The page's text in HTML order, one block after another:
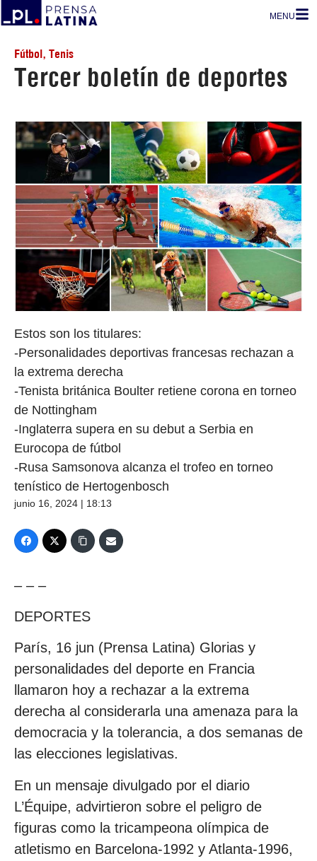
MENU
Fútbol, Tenis
Tercer boletín de deportes
Estos son los titulares:
-Personalidades deportivas francesas rechazan a
la extrema derecha
-Tenista británica Boulter retiene corona en torneo
de Nottingham
-Inglaterra supera en su debut a Serbia en
Eurocopa de fútbol
-Rusa Samsonova alcanza el trofeo en torneo
tenístico de Hertogenbosch
junio 16, 2024 | 18:13
– – –
DEPORTES
París, 16 jun (Prensa Latina) Glorias y
personalidades del deporte en Francia
llamaron hoy a rechazar a la extrema
derecha al considerarla una amenaza para la
democracia y la tolerancia, a dos semanas de
las elecciones legislativas.
En un mensaje divulgado por el diario
L’Équipe, advirtieron sobre el peligro de
figuras como la tricampeona olímpica de
atletismo en Barcelona-1992 y Atlanta-1996,